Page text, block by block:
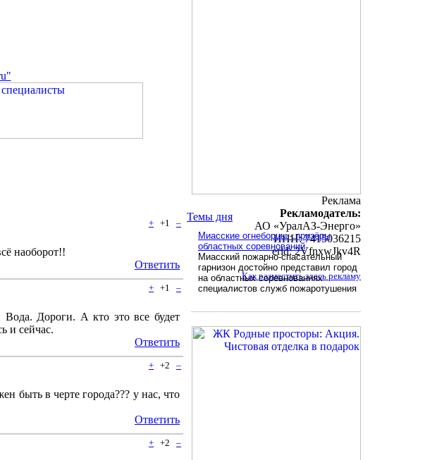
+ +1 –
наоборот!!
Ответить
+ +1 –
Вода. Дороги. А кто это все будет
и сейчас.
Ответить
+ +2 –
быть в черте города??? у нас, что
Ответить
+ +2 –
Реклама
Рекламодатель:
АО «УралАЗ-Энерго»
ИНН: 7415036215
erid: 2VfnxwJkv4R
Как разместить здесь рекламу
Темы дня
Миасские огнеборцы - призёры
областных соревнований
Миасский пожарно-спасательный
гарнизон достойно представил город
на областных соревнованиях
специалистов служб пожаротушения